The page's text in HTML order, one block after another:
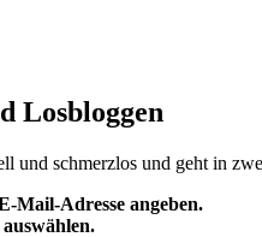
Losbloggen
und schmerzlos und geht in
Mail-Adresse angeben.